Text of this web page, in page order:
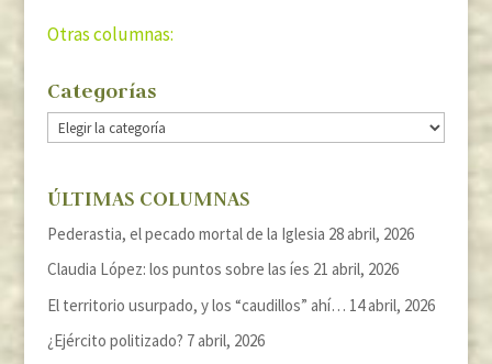
Otras columnas:
Categorías
Categorías
ÚLTIMAS COLUMNAS
Pederastia, el pecado mortal de la Iglesia 28 abril, 2026
Claudia López: los puntos sobre las íes 21 abril, 2026
El territorio usurpado, y los “caudillos” ahí… 14 abril, 2026
¿Ejército politizado? 7 abril, 2026